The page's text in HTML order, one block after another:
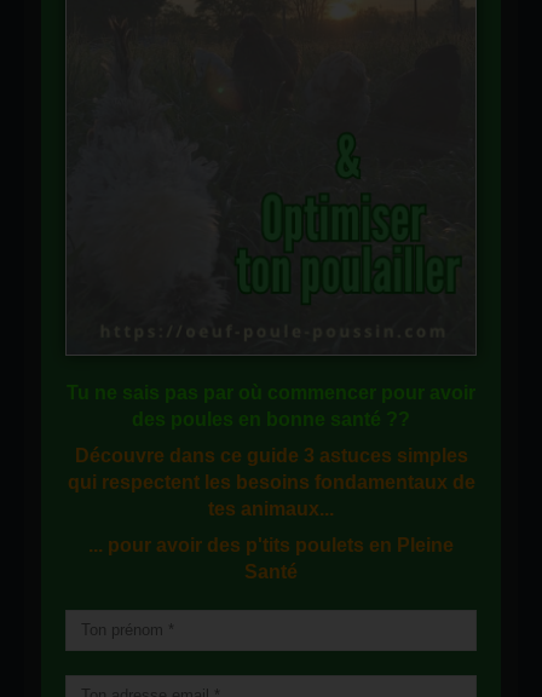
Tu ne sais pas par où commencer pour avoir
des poules en bonne santé ??
Découvre dans ce guide 3 astuces simples
qui respectent les besoins fondamentaux de
tes animaux...
... pour avoir des p'tits poulets en Pleine
Santé